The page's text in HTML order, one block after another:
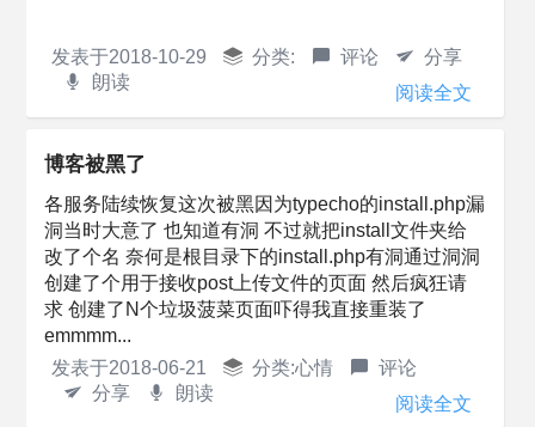
阅读全文
发表于2018-10-29 分类: 评论
分享
朗读
博客被黑了
各服务陆续恢复这次被黑因为typecho的install.php漏
洞当时大意了 也知道有洞 不过就把install文件夹给
改了个名 奈何是根目录下的install.php有洞通过洞洞
创建了个用于接收post上传文件的页面 然后疯狂请
求 创建了N个垃圾菠菜页面吓得我直接重装了
emmmm...
阅读全文
发表于2018-06-21 分类:心情
评论
分享
朗读